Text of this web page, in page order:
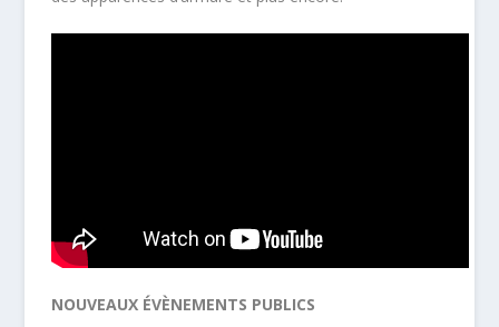
NOUVEAUX ÉVÈNEMENTS PUBLICS